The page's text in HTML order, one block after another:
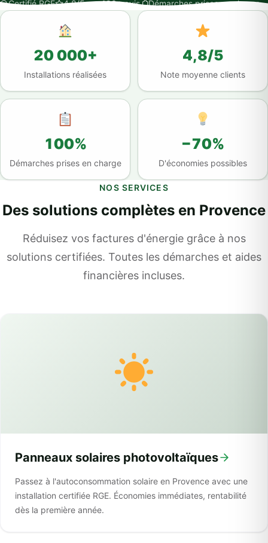
Certifié RGE 4,8/5 sur 100+ avis Démarches prises en charge
20 000+
Installations réalisées
4,8/5
Note moyenne clients
100%
Démarches prises en charge
−70%
D'économies possibles
NOS SERVICES
Des solutions complètes en Provence
Réduisez vos factures d'énergie grâce à nos
solutions certifiées. Toutes les démarches et aides
financières incluses.
Panneaux solaires photovoltaïques
Passez à l'autoconsommation solaire en Provence avec une
installation certifiée RGE. Économies immédiates, rentabilité
dès la première année.